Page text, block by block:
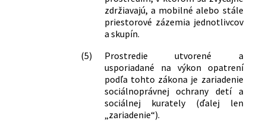
zdržiavajú, a mobilné alebo stále
priestorové zázemia jednotlivcov
a skupín.
(5)
Prostredie utvorené a
usporiadané na výkon opatrení
podľa tohto zákona je zariadenie
sociálnoprávnej ochrany detí a
sociálnej kurately (ďalej len
„zariadenie“).